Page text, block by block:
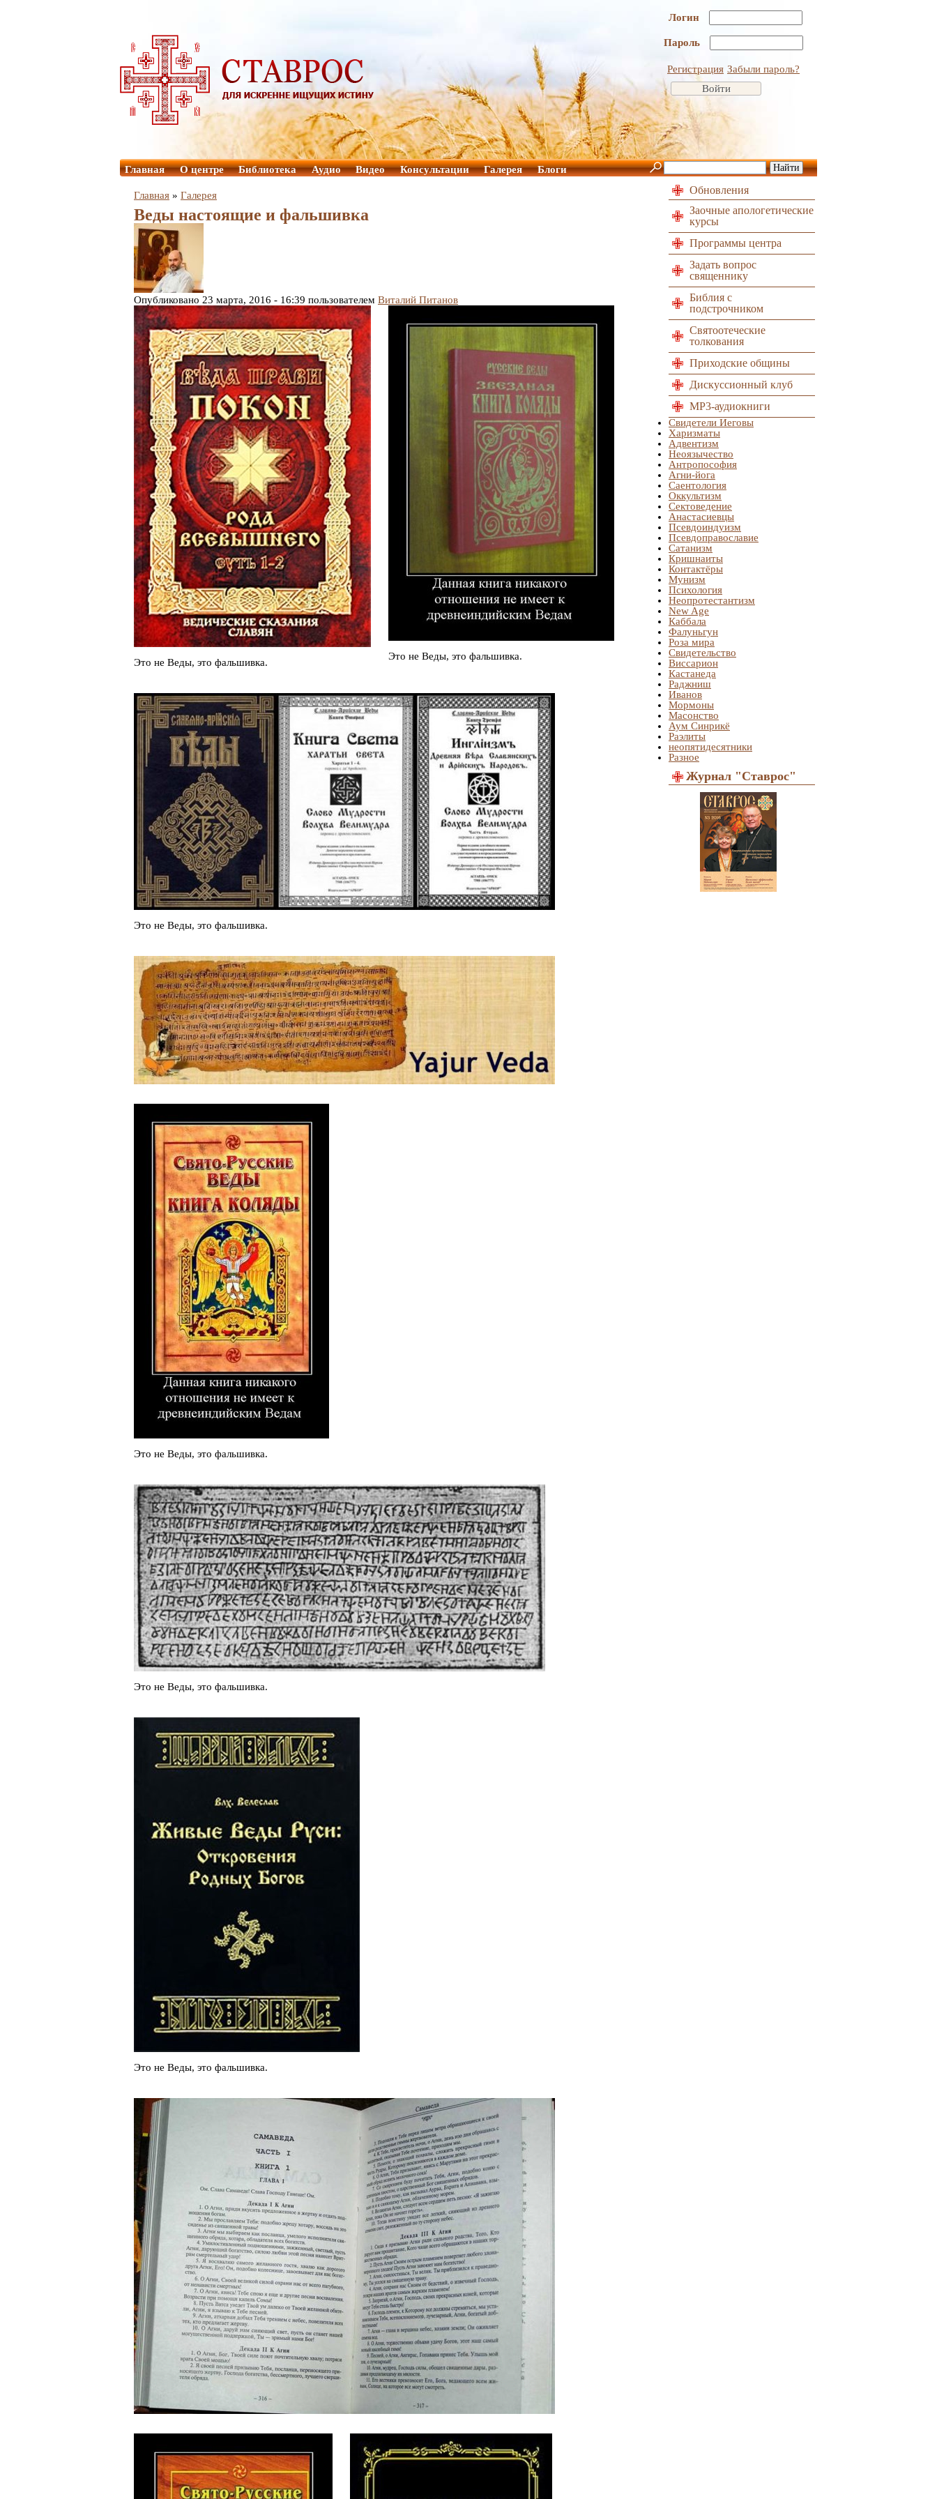
Логин
Пароль
Регистрация Забыли пароль?
Главная О центре Библиотека Аудио Видео Консультации Галерея Блоги
Главная » Галерея
Веды настоящие и фальшивка
Опубликовано 23 марта, 2016 - 16:39 пользователем Виталий Питанов
Это не Веды, это фальшивка.
Это не Веды, это фальшивка.
Это не Веды, это фальшивка.
Это не Веды, это фальшивка.
Это не Веды, это фальшивка.
Это не Веды, это фальшивка.
Обновления
Заочные апологетические
курсы
Программы центра
Задать вопрос
священнику
Библия с
подстрочником
Святоотеческие
толкования
Приходские общины
Дискуссионный клуб
MP3-аудиокниги
Свидетели Иеговы
Харизматы
Адвентизм
Неоязычество
Антропософия
Агни-йога
Саентология
Оккультизм
Сектоведение
Анастасиевцы
Псевдоиндуизм
Псевдоправославие
Сатанизм
Кришнаиты
Контактёры
Мунизм
Психология
Неопротестантизм
New Age
Каббала
Фалуньгун
Роза мира
Свидетельство
Виссарион
Кастанеда
Раджниш
Иванов
Мормоны
Масонство
Аум Синрикё
Раэлиты
неопятидесятники
Разное
Журнал "Ставрос"